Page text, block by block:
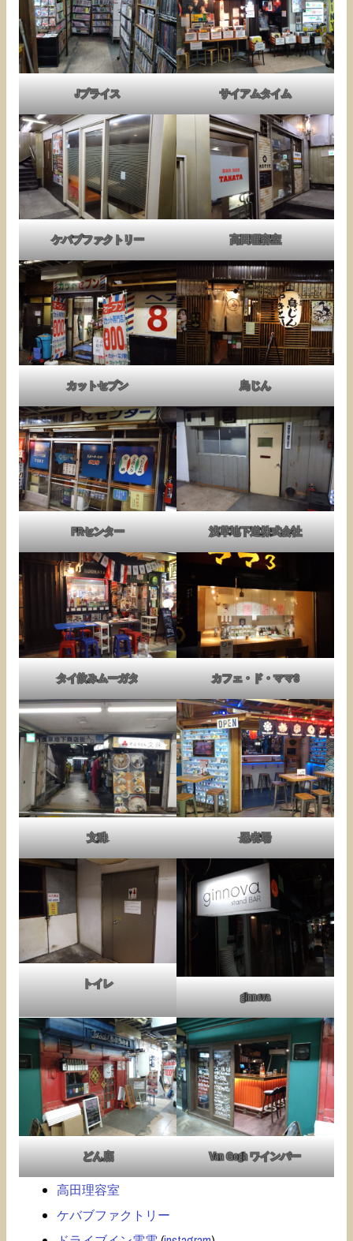
Jプライス サイアムタイム
ケバブファクトリー 高田理容室
カットセブン 鳥じん
PRセンター 浅草地下道株式会社
タイ飲みムーガタ カフェ・ド・ママ3
文殊 忍者場
トイレ
ginnova
どん底 Van Gogh ワインバー
高田理容室
ケバブファクトリー